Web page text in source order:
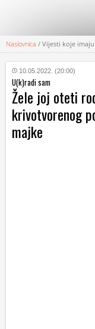
KATEGORIJE
HRVATSKI
WEB
Naslovnica / Vijesti koje
10.05.2022. (20:00)
U(k)radi sam
Žele joj oteti
krivotvorenog
majke